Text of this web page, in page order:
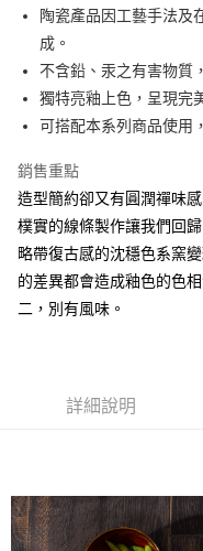
街口支付
悠遊付
AFTEE先享後付
相關說明
AFTEE先享後付是「在收到
便利好安心！
１．簡單：不需註冊會員、不
２．便利：只要手機號碼，簡
３．安心：先確認商品／服務
【「AFTEE先享後付」結帳流
１．於結帳方式選擇「
※ 請注意：結帳手續完成當
客戶支援中心」https://
【注意事項】
ATM付款
全家取貨付款
每筆NT$60，滿
7-11取貨付款
陶瓷產品因工藝手法及
成。
不含鉛、汞之有害物質
獨特亮釉上色，呈現完
可搭配本系列商品使用
銷售重點
造型簡約卻又有圓潤禪味
樸實的線條製作讓我們回
略帶復古感的沈穩色系窯
的差異都會造成釉色的色
二，別有風味。
詳細說明